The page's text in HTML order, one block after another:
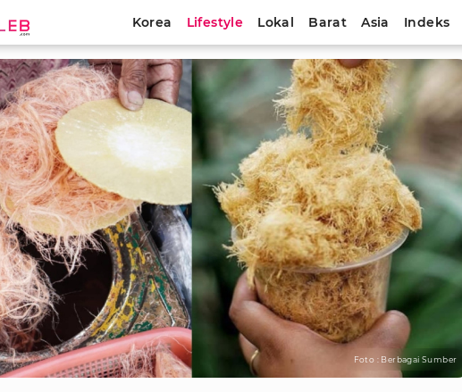
Korea Lifestyle Lokal Barat Asia Indeks
Foto : Berbagai Sumber